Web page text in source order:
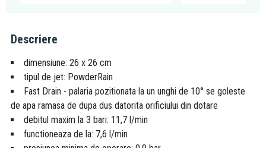
Descriere
dimensiune: 26 x 26 cm
tipul de jet: PowderRain
Fast Drain - palaria pozitionata la un unghi de 10° se goleste
de apa ramasa de dupa dus datorita orificiului din dotare
debitul maxim la 3 bari: 11,7 l/min
functioneaza de la: 7,6 l/min